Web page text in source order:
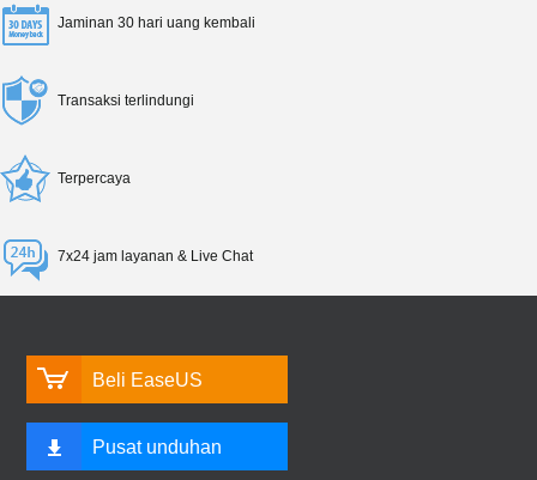
Jaminan 30 hari uang kembali
Transaksi terlindungi
Terpercaya
7x24 jam layanan & Live Chat
Beli EaseUS
Pusat unduhan